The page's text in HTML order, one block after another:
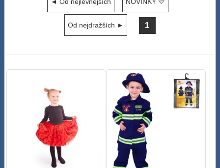
◄ Od nejlevnějších NOVINKY 💛
Od nejdražších ► 1